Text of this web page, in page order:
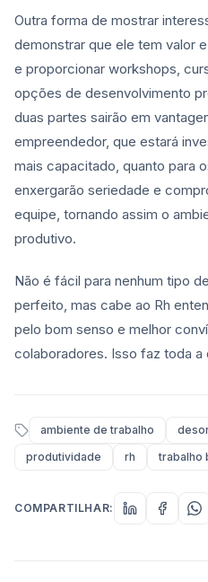
Outra forma de mostrar
demonstrar que ele tem valor
e proporcionar workshops,
opções de desenvolvimento
duas partes sairão em
empreendedor, que estará
mais capacitado, quanto para
enxergarão seriedade e
equipe, tornando assim o
produtivo.
Não é fácil para nenhum tipo
perfeito, mas cabe ao Rh
pelo bom senso e melhor
colaboradores. Isso faz toda
ambiente de trabalho
produtividade
rh trabalho
COMPARTILHAR: